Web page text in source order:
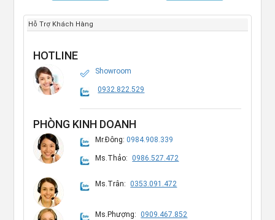
Hỗ Trợ Khách Hàng
HOTLINE
Showroom
0932.822.529
PHÒNG KINH DOANH
Mr.Đông:0984.908.339
Ms.Thảo: 0986.527.472
Ms.Trân: 0353.091.472
Ms.Phượng: 0909.467.852